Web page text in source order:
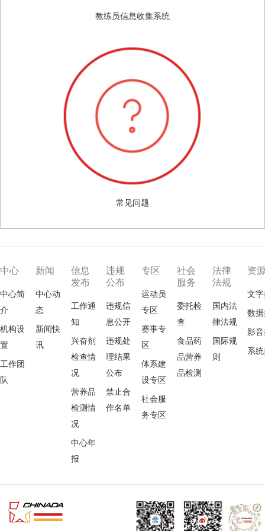
教练员信息收集系统
常见问题
中心
中心简
介
机构设
置
工作团
队
新闻
中心动
态
新闻快
讯
信息
发布
工作通
知
兴奋剂
检查情
况
营养品
检测情
况
中心年
报
违规
公布
违规信
息公开
违规处
理结果
公布
禁止合
作名单
专区
运动员
专区
赛事专
区
体系建
设专区
社会服
务专区
社会
服务
委托检
查
食品药
品营养
品检测
法律
法规
国内法
律法规
国际规
则
资
文
数
影
系